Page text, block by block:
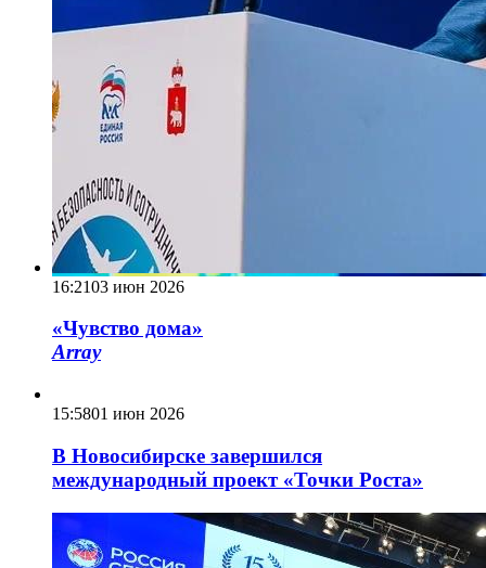
16:2103 июн 2026
«Чувство дома»
Array
15:5801 июн 2026
В Новосибирске завершился
международный проект «Точки Роста»